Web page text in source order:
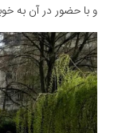
و با حضور در آن به